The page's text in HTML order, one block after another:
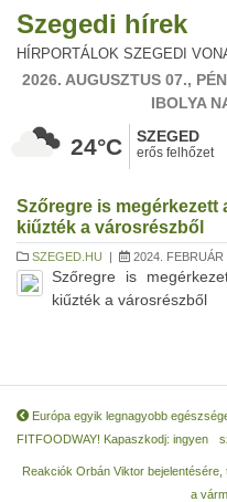
Szegedi hírek
HÍRPORTÁLOK SZEGEDI
2026. AUGUSZTUS 07.,
IBOLYA
24°C SZEGED
erős felhőzet
Szőregre is megérkezett
kiűzték a városrészből
SZEGED.HU | 2024.
Szőregre is
kiűzték a városrészből
Európa egyik legnagyobb
FITFOODWAY! Kapaszkodj: ingyen
Reakciók Orbán Viktor
a